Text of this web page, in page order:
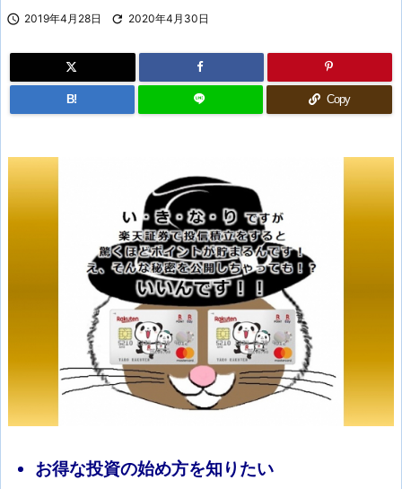
 2019年4月28日  2020年4月30日
B! Copy
お得な投資の始め方を知りたい